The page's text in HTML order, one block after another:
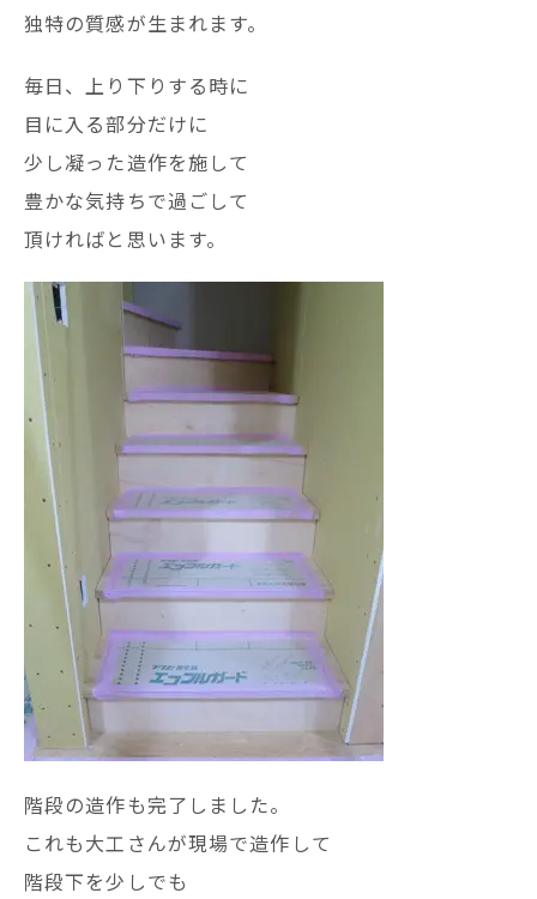
独特の質感が生まれます。
毎日、上り下りする時に
目に入る部分だけに
少し凝った造作を施して
豊かな気持ちで過ごして
頂ければと思います。
階段の造作も完了しました。
これも大工さんが現場で造作して
階段下を少しでも